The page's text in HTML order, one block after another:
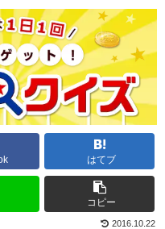
はてブ
コピー
2016.10.22